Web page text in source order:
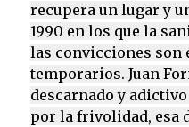
recupera un lugar y
1990 en los que la
las convicciones son
temporarios. Juan
descarnado y
por la frivolidad, esa